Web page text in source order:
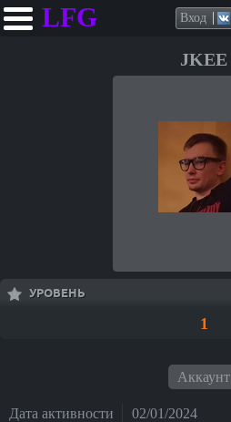
LFG Вход
JKEE
УРОВЕНЬ
1
Аккаунт
Дата активности
02/01/2024